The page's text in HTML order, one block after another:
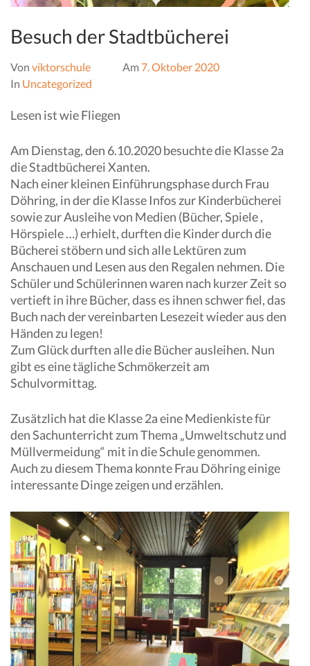
Besuch der Stadtbücherei
Von viktorschule Am 7. Oktober 2020
In Uncategorized
Lesen ist wie Fliegen
Am Dienstag, den 6.10.2020 besuchte die Klasse 2a
die Stadtbücherei Xanten.
Nach einer kleinen Einführungsphase durch Frau
Döhring, in der die Klasse Infos zur Kinderbücherei
sowie zur Ausleihe von Medien (Bücher, Spiele ,
Hörspiele …) erhielt, durften die Kinder durch die
Bücherei stöbern und sich alle Lektüren zum
Anschauen und Lesen aus den Regalen nehmen. Die
Schüler und Schülerinnen waren nach kurzer Zeit so
vertieft in ihre Bücher, dass es ihnen schwer fiel, das
Buch nach der vereinbarten Lesezeit wieder aus den
Händen zu legen!
Zum Glück durften alle die Bücher ausleihen. Nun
gibt es eine tägliche Schmökerzeit am
Schulvormittag.
Zusätzlich hat die Klasse 2a eine Medienkiste für
den Sachunterricht zum Thema „Umweltschutz und
Müllvermeidung“ mit in die Schule genommen.
Auch zu diesem Thema konnte Frau Döhring einige
interessante Dinge zeigen und erzählen.